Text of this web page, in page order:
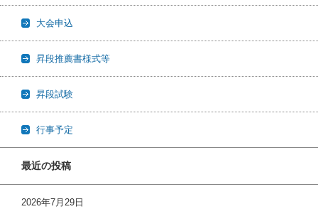
大会申込
昇段推薦書様式等
昇段試験
行事予定
最近の投稿
2026年7月29日